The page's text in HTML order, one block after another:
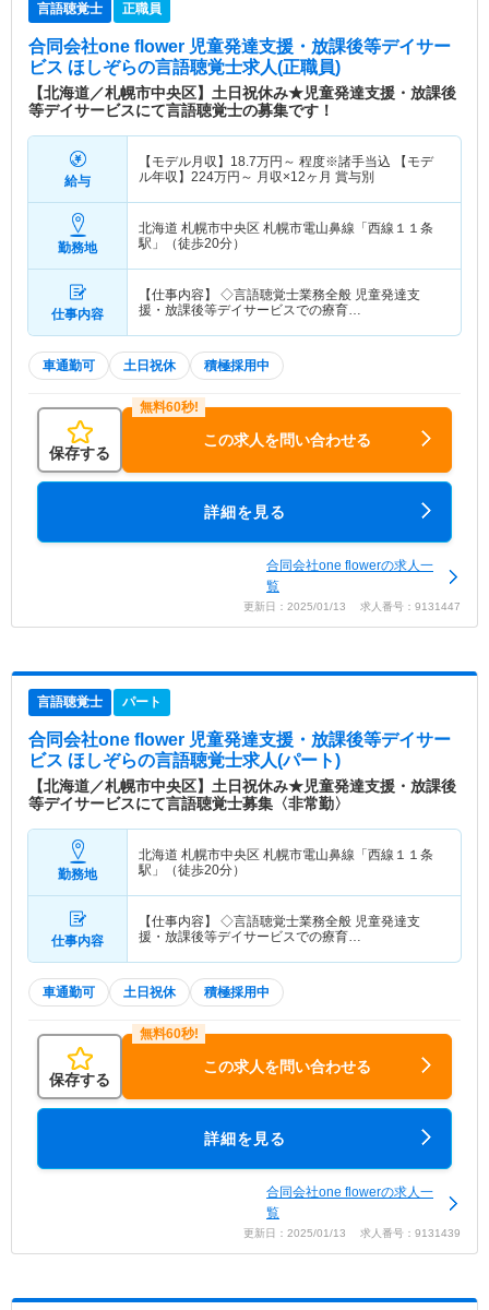
言語聴覚士 正職員
合同会社one flower 児童発達支援・放課後等デイサー
ビス ほしぞらの言語聴覚士求人(正職員)
【北海道／札幌市中央区】土日祝休み★児童発達支援・放課後
等デイサービスにて言語聴覚士の募集です！
給与
【モデル月収】 18.7万円～ 程度※諸手当込 【モデ
ル年収】 224万円～ 月収×12ヶ月 賞与別
勤務地
北海道 札幌市中央区 札幌市電山鼻線「西線１１条
駅」（徒歩20分）
仕事内容
【仕事内容】 ◇言語聴覚士業務全般 児童発達支
援・放課後等デイサービスでの療育…
車通勤可 土日祝休 積極採用中
保存する
この求人を問い合わせる
詳細を見る
合同会社one flowerの求人一
覧
更新日：2025/01/13 求人番号：9131447
言語聴覚士 パート
合同会社one flower 児童発達支援・放課後等デイサー
ビス ほしぞらの言語聴覚士求人(パート)
【北海道／札幌市中央区】土日祝休み★児童発達支援・放課後
等デイサービスにて言語聴覚士募集〈非常勤〉
勤務地
北海道 札幌市中央区 札幌市電山鼻線「西線１１条
駅」（徒歩20分）
仕事内容
【仕事内容】 ◇言語聴覚士業務全般 児童発達支
援・放課後等デイサービスでの療育…
車通勤可 土日祝休 積極採用中
保存する
この求人を問い合わせる
詳細を見る
合同会社one flowerの求人一
覧
更新日：2025/01/13 求人番号：9131439